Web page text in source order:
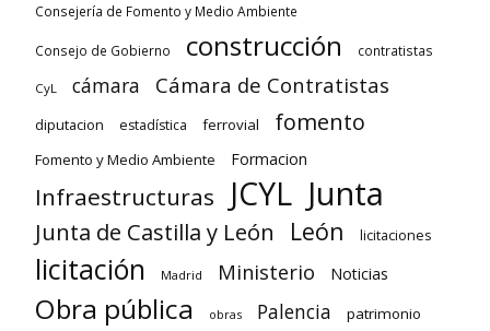
Consejería de Fomento y Medio Ambiente
Consejo de Gobierno construcción contratistas
CyL cámara Cámara de Contratistas
diputacion estadística ferrovial fomento
Fomento y Medio Ambiente Formacion
Infraestructuras JCYL Junta
Junta de Castilla y León León licitaciones
licitación Madrid Ministerio Noticias
Obra pública obras Palencia patrimonio